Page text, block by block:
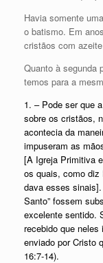
Havia somente
o batismo. Em
cristãos com
Quanto à segunda
temos para a
1. – Pode ser que
sobre os cristãos,
acontecia da
impuseram as
[A Igreja Primitiva
os quais, como diz
dava esses
Santo” fossem
excelente sentido.
recebido que
enviado por Cristo
16:7-14).